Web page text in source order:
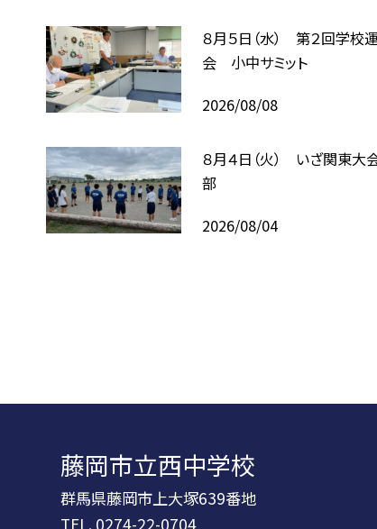
８月５日（水） 第２回学校
会 小中サミット
2026/08/08
８月４日（火） いざ関東
部
2026/08/04
藤岡市立西中学校
群馬県藤岡市上大塚639番地
TEL. 0274-22-0704